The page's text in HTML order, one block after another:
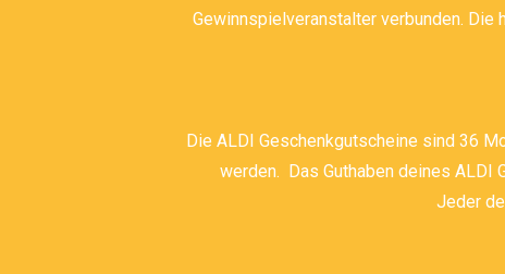
Gewinnspielveranstalter verbunden. Die
Die ALDI Geschenkgutscheine sind 36
werden. Das Guthaben deines ALDI
Jeder